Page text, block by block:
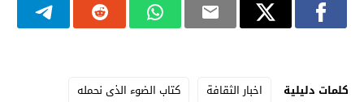
كلمات دليلية اخبار الثقافة كتاب الضوء الذى نحمله